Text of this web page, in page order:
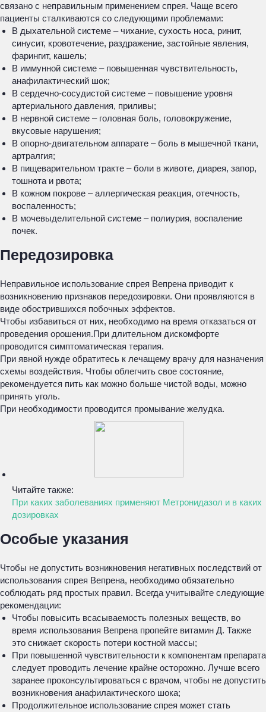
связано с неправильным применением спрея. Чаще всего
пациенты сталкиваются со следующими проблемами:
В дыхательной системе – чихание, сухость носа, ринит,
синусит, кровотечение, раздражение, застойные явления,
фарингит, кашель;
В иммунной системе – повышенная чувствительность,
анафилактический шок;
В сердечно-сосудистой системе – повышение уровня
артериального давления, приливы;
В нервной системе – головная боль, головокружение,
вкусовые нарушения;
В опорно-двигательном аппарате – боль в мышечной ткани,
артралгия;
В пищеварительном тракте – боли в животе, диарея, запор,
тошнота и рвота;
В кожном покрове – аллергическая реакция, отечность,
воспаленность;
В мочевыделительной системе – полиурия, воспаление
почек.
Передозировка
Неправильное использование спрея Вепрена приводит к
возникновению признаков передозировки. Они проявляются в
виде обострившихся побочных эффектов.
Чтобы избавиться от них, необходимо на время отказаться от
проведения орошения.При длительном дискомфорте
проводится симптоматическая терапия.
При явной нужде обратитесь к лечащему врачу для назначения
схемы воздействия. Чтобы облегчить свое состояние,
рекомендуется пить как можно больше чистой воды, можно
принять уголь.
При необходимости проводится промывание желудка.
Читайте также:
При каких заболеваниях применяют Метронидазол и в каких
дозировках
Особые указания
Чтобы не допустить возникновения негативных последствий от
использования спрея Вепрена, необходимо обязательно
соблюдать ряд простых правил. Всегда учитывайте следующие
рекомендации:
Чтобы повысить всасываемость полезных веществ, во
время использования Вепрена пропейте витамин Д. Также
это снижает скорость потери костной массы;
При повышенной чувствительности к компонентам препарата
следует проводить лечение крайне осторожно. Лучше всего
заранее проконсультироваться с врачом, чтобы не допустить
возникновения анафилактического шока;
Продолжительное использование спрея может стать